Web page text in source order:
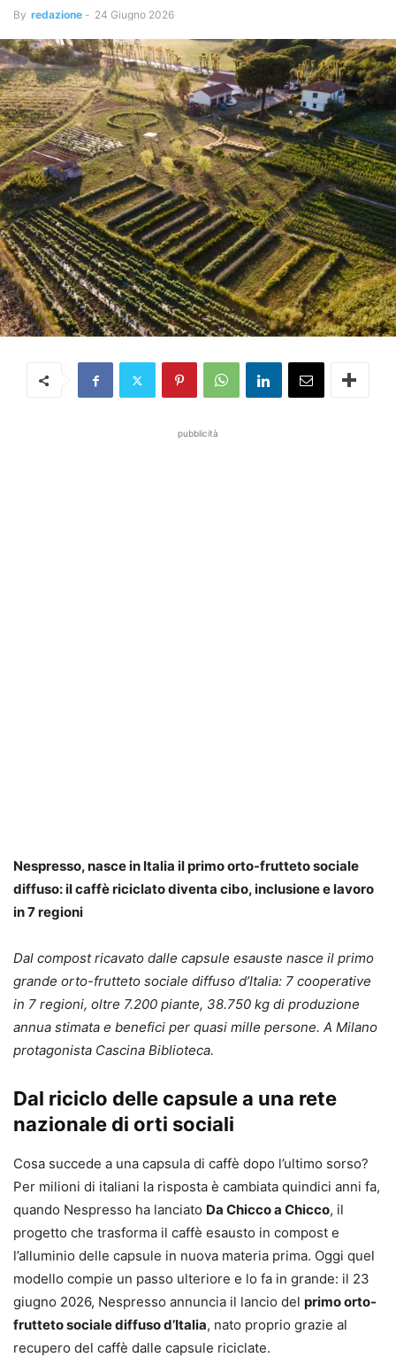
By redazione - 24 Giugno 2026
pubblicità
Nespresso, nasce in Italia il primo orto-frutteto sociale
diffuso: il caffè riciclato diventa cibo, inclusione e lavoro
in 7 regioni
Dal compost ricavato dalle capsule esauste nasce il primo
grande orto-frutteto sociale diffuso d’Italia: 7 cooperative
in 7 regioni, oltre 7.200 piante, 38.750 kg di produzione
annua stimata e benefici per quasi mille persone. A Milano
protagonista Cascina Biblioteca.
Dal riciclo delle capsule a una rete
nazionale di orti sociali
Cosa succede a una capsula di caffè dopo l’ultimo sorso?
Per milioni di italiani la risposta è cambiata quindici anni fa,
quando Nespresso ha lanciato Da Chicco a Chicco, il
progetto che trasforma il caffè esausto in compost e
l’alluminio delle capsule in nuova materia prima. Oggi quel
modello compie un passo ulteriore e lo fa in grande: il 23
giugno 2026, Nespresso annuncia il lancio del primo orto-
frutteto sociale diffuso d’Italia, nato proprio grazie al
recupero del caffè dalle capsule riciclate.